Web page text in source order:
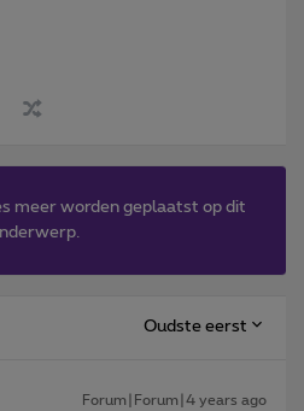
meer worden geplaatst op dit
Oudste eerst
Forum|Forum|4 years ago